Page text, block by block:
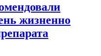
жизненно